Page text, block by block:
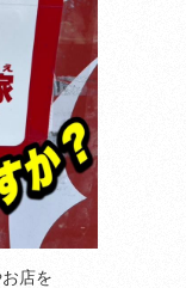
店を